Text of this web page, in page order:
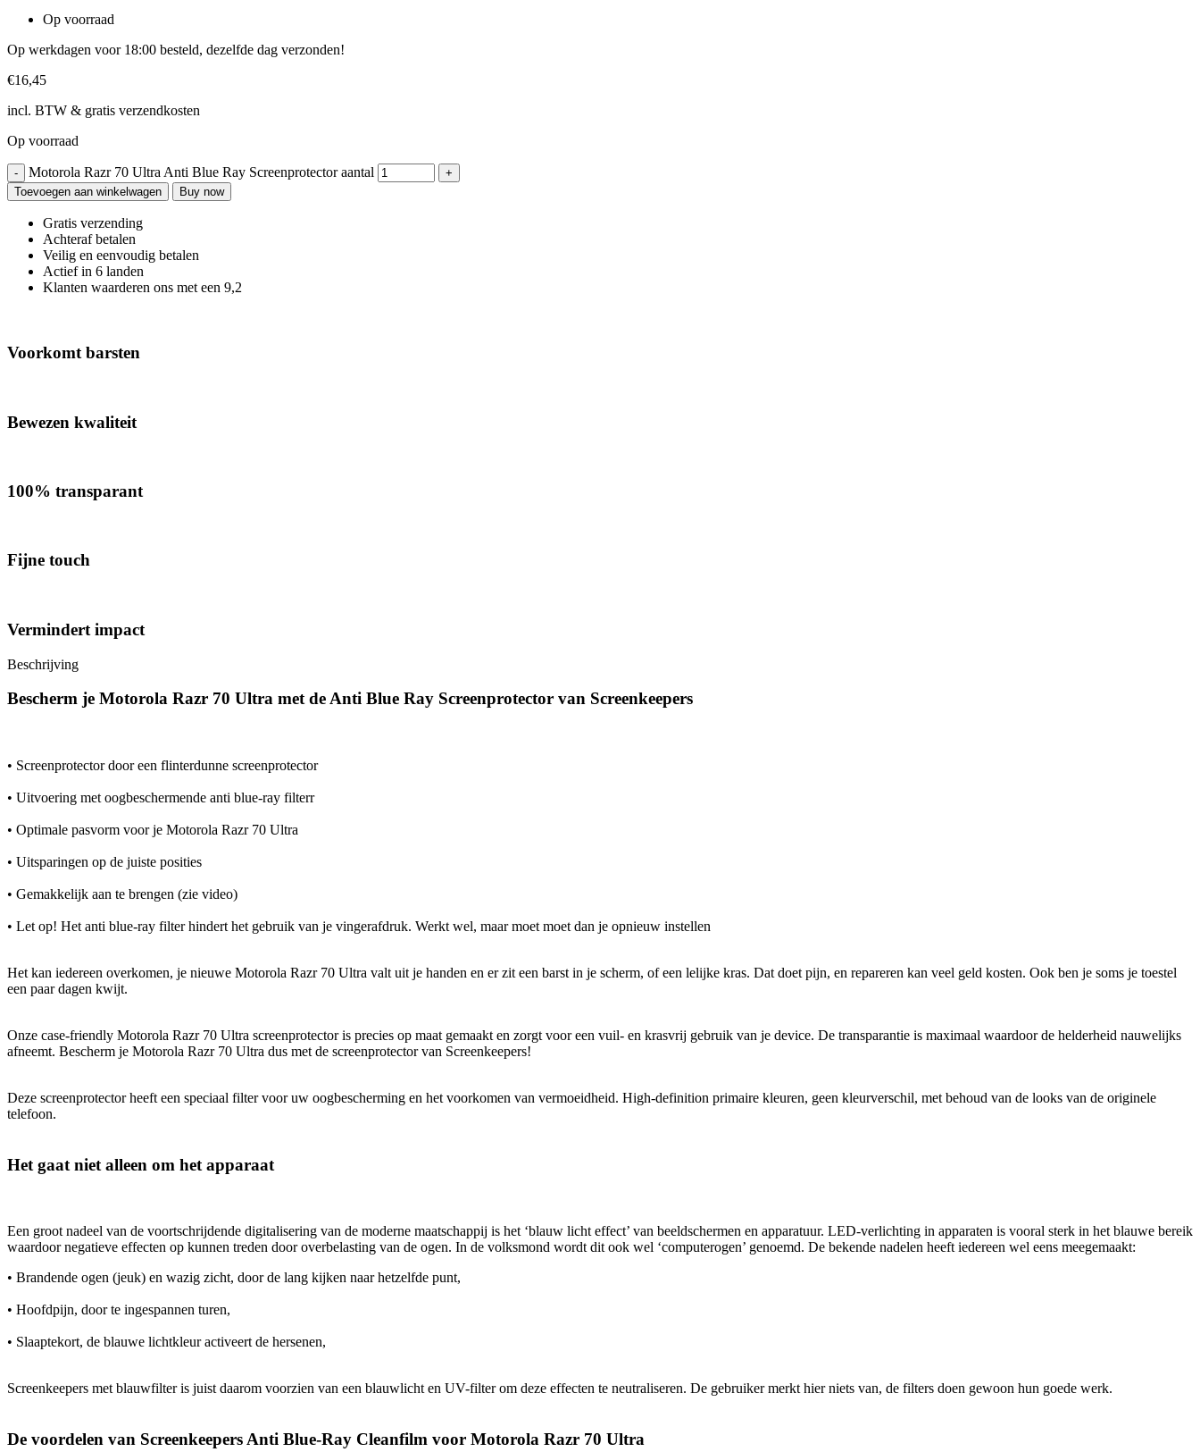
Op voorraad
Op werkdagen voor 18:00 besteld, dezelfde dag verzonden!
€16,45
incl. BTW & gratis verzendkosten
Op voorraad
Motorola Razr 70 Ultra Anti Blue Ray Screenprotector aantal
Toevoegen aan winkelwagen Buy now
Gratis verzending
Achteraf betalen
Veilig en eenvoudig betalen
Actief in 6 landen
Klanten waarderen ons met een 9,2
Voorkomt barsten
Bewezen kwaliteit
100% transparant
Fijne touch
Vermindert impact
Beschrijving
Bescherm je Motorola Razr 70 Ultra met de Anti Blue Ray Screenprotector van Screenkeepers
• Screenprotector door een flinterdunne screenprotector
• Uitvoering met oogbeschermende anti blue-ray filterr
• Optimale pasvorm voor je Motorola Razr 70 Ultra
• Uitsparingen op de juiste posities
• Gemakkelijk aan te brengen (zie video)
• Let op! Het anti blue-ray filter hindert het gebruik van je vingerafdruk. Werkt wel, maar moet moet dan je opnieuw instellen
Het kan iedereen overkomen, je nieuwe Motorola Razr 70 Ultra valt uit je handen en er zit een barst in je scherm, of een lelijke kras. Dat doet pijn, en repareren kan veel geld kosten. Ook ben je soms je toestel
een paar dagen kwijt.
Onze case-friendly Motorola Razr 70 Ultra screenprotector is precies op maat gemaakt en zorgt voor een vuil- en krasvrij gebruik van je device. De transparantie is maximaal waardoor de helderheid nauwelijks
afneemt. Bescherm je Motorola Razr 70 Ultra dus met de screenprotector van Screenkeepers!
Deze screenprotector heeft een speciaal filter voor uw oogbescherming en het voorkomen van vermoeidheid. High-definition primaire kleuren, geen kleurverschil, met behoud van de looks van de originele
telefoon.
Het gaat niet alleen om het apparaat
Een groot nadeel van de voortschrijdende digitalisering van de moderne maatschappij is het ‘blauw licht effect’ van beeldschermen en apparatuur. LED-verlichting in apparaten is vooral sterk in het blauwe bereik
waardoor negatieve effecten op kunnen treden door overbelasting van de ogen. In de volksmond wordt dit ook wel ‘computerogen’ genoemd. De bekende nadelen heeft iedereen wel eens meegemaakt:
• Brandende ogen (jeuk) en wazig zicht, door de lang kijken naar hetzelfde punt,
• Hoofdpijn, door te ingespannen turen,
• Slaaptekort, de blauwe lichtkleur activeert de hersenen,
Screenkeepers met blauwfilter is juist daarom voorzien van een blauwlicht en UV-filter om deze effecten te neutraliseren. De gebruiker merkt hier niets van, de filters doen gewoon hun goede werk.
De voordelen van Screenkeepers Anti Blue-Ray Cleanfilm voor Motorola Razr 70 Ultra